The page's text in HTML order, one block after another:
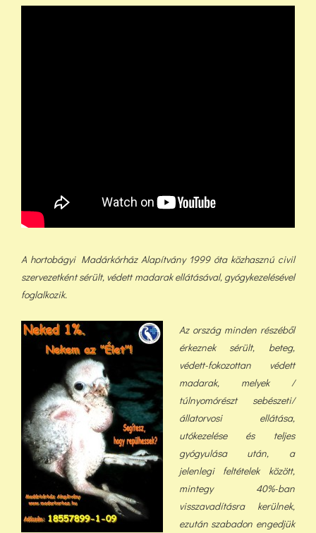
A hortobágyi Madárkórház Alapítvány 1999 óta közhasznú civil
szervezetként sérült, védett madarak ellátásával, gyógykezelésével
foglalkozik.
Az ország minden részéből
érkeznek sérült, beteg,
védett-fokozottan védett
madarak, melyek /
túlnyomórészt sebészeti/
állatorvosi ellátása,
utókezelése és teljes
gyógyulása után, a
jelenlegi feltételek között,
mintegy 40%-ban
visszavadításra kerülnek,
ezután szabadon engedjük